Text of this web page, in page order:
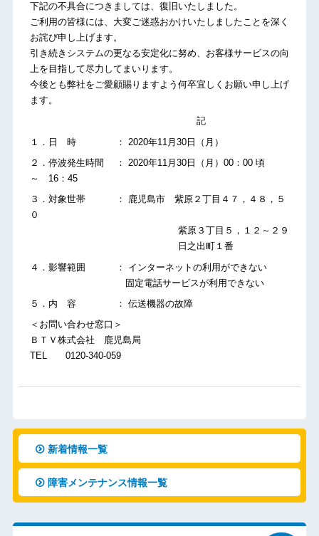
下記の不具合につきましては、復旧いたしました。
ご利用の皆様には、大変ご迷惑おかけいたしましたことを深く
お詫び申し上げます。
引き続きシステムの更なる安定化に努め、お客様サービスの向
上を目指して尽力してまいります。
今後とも弊社をご愛顧賜りますよう何卒宜しくお願い申し上げ
ます。
記
１．日 時 ： 2020年11月30日（月）
２．停波発生時間 ： 2020年11月30日（月）00：00 頃
～ 16：45
３．対象世帯 ： 鹿児島市 紫原２丁目４７，４８，５
０
紫原３丁目５，１２～２９
日之出町１番
４．影響範囲 ： インターネットの利用ができない
固定電話サービスが利用できない
５．内 容 ： 伝送機器の故障
＜お問い合わせ窓口＞
ＢＴＶ株式会社 鹿児島局
TEL 0120-340-059
新着情報一覧
障害メンテナンス情報一覧